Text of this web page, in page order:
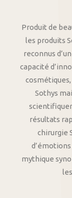
Produit de
les produits
reconnus
capacité
Sothys
résultats
chirurgie
mythique